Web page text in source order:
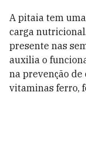
A pitaia tem
carga
presente nas
auxilia o
na prevenção de
vitaminas ferro,